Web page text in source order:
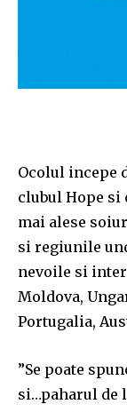
Ocolul incepe
clubul Hope
mai alese
si regiunile
nevoile si
Moldova,
Portugalia,
”Se poate
si…paharul de